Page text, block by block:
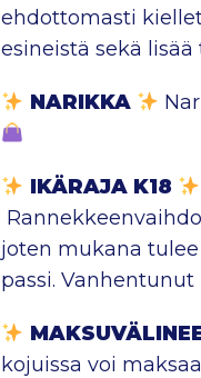
ehdottomasti
esineistä sekä
NARIKKA
IKÄRAJA K18
joten mukana
passi.
kojuissa voi